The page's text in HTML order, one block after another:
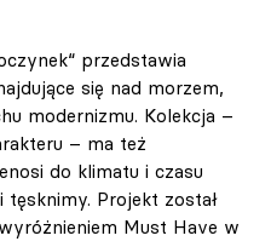
przedstawia
się nad morzem,
modernizmu. Kolekcja –
– ma też
do klimatu i czasu
Projekt został
Must Have w